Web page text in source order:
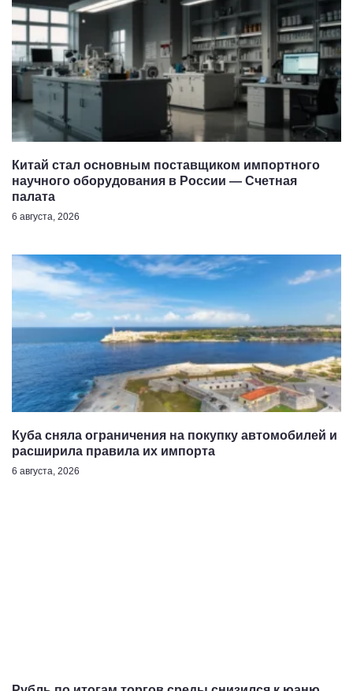
Китай стал основным поставщиком импортного
научного оборудования в России — Счетная
палата
6 августа, 2026
Куба сняла ограничения на покупку автомобилей и
расширила правила их импорта
6 августа, 2026